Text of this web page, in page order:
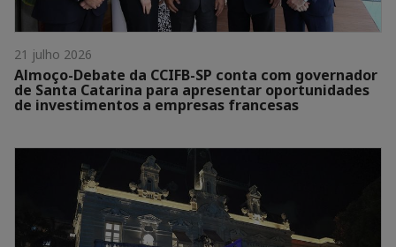
21 julho 2026
Almoço-Debate da CCIFB-SP conta com governador
de Santa Catarina para apresentar oportunidades
de investimentos a empresas francesas